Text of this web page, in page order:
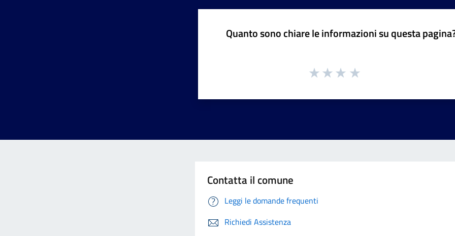
Quanto sono chiare le informazioni su questa
Contatta il comune
Leggi le domande frequenti
Richiedi Assistenza